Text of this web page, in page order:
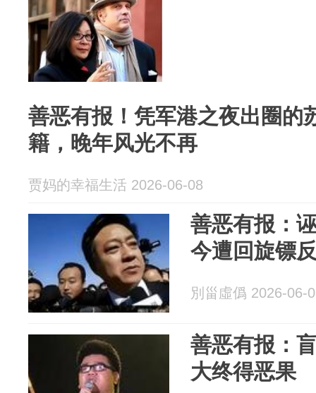
善恶有报！凭军港之夜出圈的
籍，晚年风光不再
贾妈的幸福生活 2026-06-08
善恶有报：
今遭回旋镖
別甾虛僞 2026-06-
善恶有报：
大终得恶果